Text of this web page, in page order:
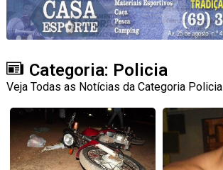
Categoria: Policia
Veja Todas as Notícias da Categoria Policia